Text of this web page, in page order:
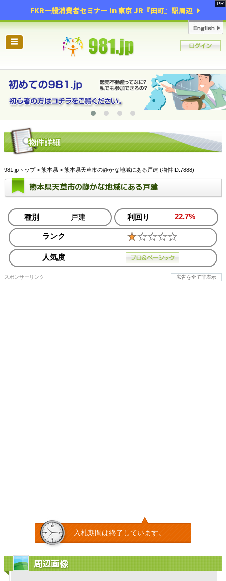
FKR一般消費者セミナー in 東京 JR『田町』駅周辺
☰
981.jpトップ> 熊本県 > 熊本県天草市の静かな地域にある戸建 (物件ID:7888)
熊本県天草市の静かな地域にある戸建
種別 戸建 利回り 22.7%
ランク
人気度
スポンサーリンク 広告を全て非表示
入札期間は終了しています。
周辺画像